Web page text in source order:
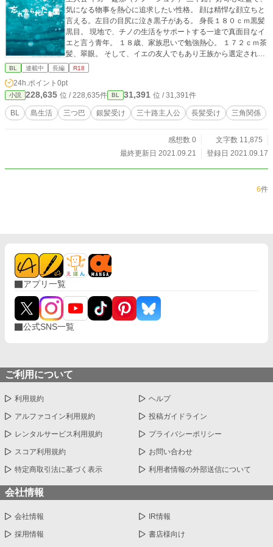
気になる物事を熱心に追求したい性格。 顔は精悍な顔立ちと
言える。左目の目尻に泣き黒子がある。 身長１８０ｃｍ黒髪
黒目。 現地で、チノの生活をサポートする一途で真面目なイ
エと言う青年。 １８歳、家族思いで勉強熱心。 １７２ｃｍ茶
髪、翠眼。 そして、イエの友人でもあり王族から選定され
た、神代（かみよ）の子を 務めるユグ。ユグは滅びゆく島と
ている。 銀髪、金目。１７０ｃｍ５５ｋｇ 三つ巴っぽいです
し、主人公の性格もそこそこクズなので 苦手そうな方は、ブ
ラウザバック推奨です。
BL 連載中 長編 R18
24h.ポイント 0pt
小説 228,635 位 / 228,635件 BL 31,391 位 / 31,391件
BL 島生活 三つ巴 銀髪受け 三十路主人公 長髪受け 三角関係
感想数 0
文字数 11,875
最終更新日 2021.09.21
登録日 2021.09.17
6件
アプリ一覧
公式SNS一覧
ご利用について
利用規約 ヘルプ
アルファコイン利用規約 投稿ガイドライン
レンタルサービス利用規約 プライバシーポリシー
スコア利用規約 お問い合わせ
特定商取引法に基づく表示 利用者情報の外部送信について
会社情報
会社情報 IR情報
採用情報 書店様向け